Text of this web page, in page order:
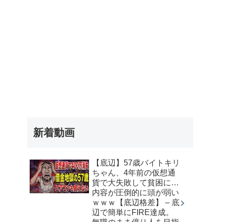
新着動画
【底辺】57歳バイトキリ
ちゃん、4年前の仮想通
貨で大失敗して貧困に…
内容が圧倒的に頭が弱い
ｗｗｗ【底辺格差】 – 底
辺で簡単にFIRE達成。